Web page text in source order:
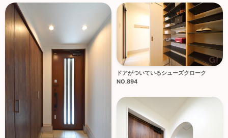
ドアがついているシューズクローク
NO.894